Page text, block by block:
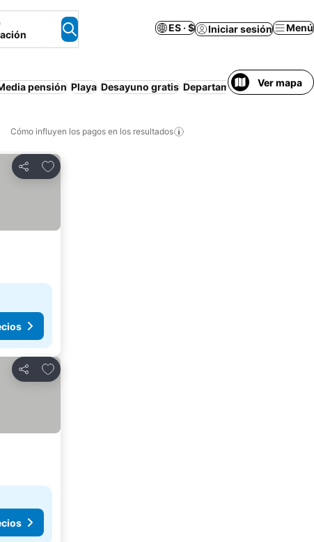
ES · $ Iniciar sesión Menú
pensión Playa Desayuno gratis Departamento equipado
Ver mapa
Cómo influyen los pagos en los resultados
Compartir
Añadir a favoritos
Compartir
Añadir a favoritos